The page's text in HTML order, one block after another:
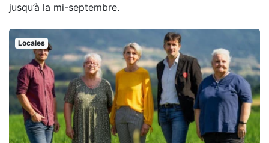
jusqu’à la mi-septembre.
Locales